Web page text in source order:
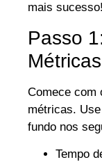
mais sucesso!
Passo
Métricas
Comece com
métricas.
fundo nos
Tempo